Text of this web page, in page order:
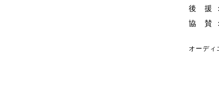
後 援
協 賛
オーディ